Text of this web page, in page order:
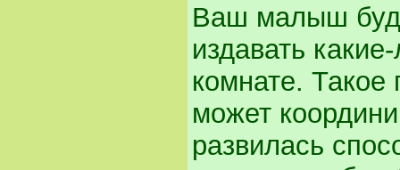
Ваш малыш
издавать
комнате. Такое
может
развилась